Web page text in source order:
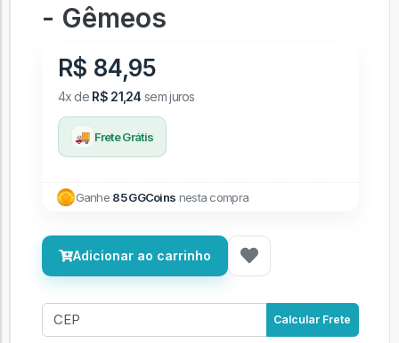
- Gêmeos
R$ 84,95
4x de R$ 21,24 sem juros
🚚 Frete Grátis
Ganhe 85 GGCoins nesta compra
Adicionar ao carrinho
Calcular Frete